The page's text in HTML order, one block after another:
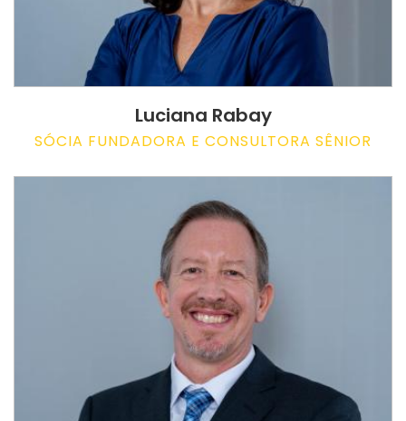
Luciana Rabay
SÓCIA FUNDADORA E CONSULTORA SÊNIOR